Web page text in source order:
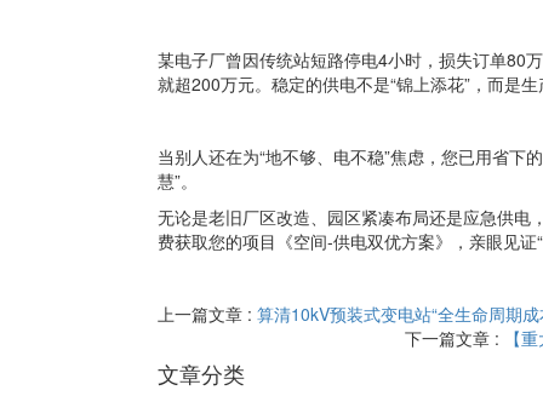
某电子厂曾因传统站短路停电4小时，损失订单80
就超200万元。稳定的供电不是“锦上添花”，而是生
当别人还在为“地不够、电不稳”焦虑，您已用省
慧”。
无论是老旧厂区改造、园区紧凑布局还是应急供电
费获取您的项目《空间-供电双优方案》，亲眼见证
上一篇文章 : 算清10kV预装式变电站“全生命周期
下一篇文章 :
【
文章分类